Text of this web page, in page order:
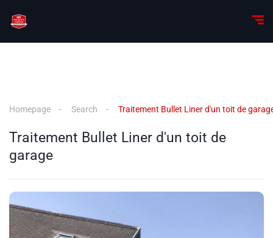
Homepage Search Traitement Bullet Liner d'un toit de
Traitement Bullet Liner d'un toit de
garage